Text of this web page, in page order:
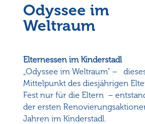
Odyssee im
Weltraum
Elternessen im Kinderstadl
„Odyssee im Weltraum“ –
Mittelpunkt des diesjährigen
Fest nur für die Eltern –
der ersten
Jahren im Kinderstadl.